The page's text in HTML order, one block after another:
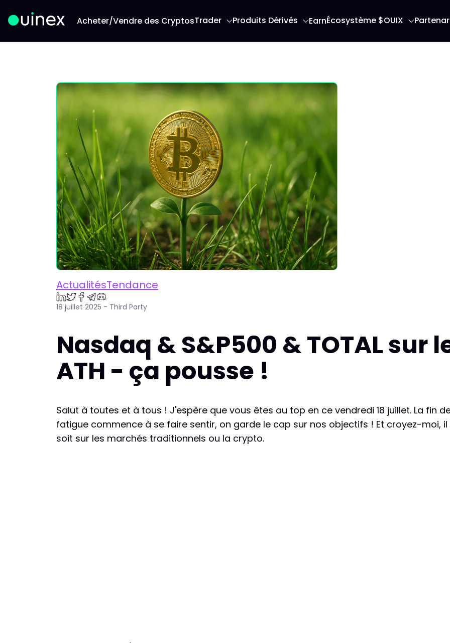
Acheter/Vendre des CryptosTrader Produits Dérivés EarnÉcosystème $OUIX
ActualitésTendance
18 juillet 2025 - Third Party
Nasdaq & S&P500 & TOTAL sur
ATH - ça pousse !
Salut à toutes et à tous ! J'espère que vous êtes au top en ce vendredi 18 juillet. La fin
fatigue commence à se faire sentir, on garde le cap sur nos objectifs ! Et croyez-moi,
soit sur les marchés traditionnels ou la crypto.